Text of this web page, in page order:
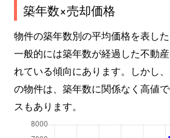
築年数×売却価格
物件の築年数別の平均価格を表した
一般的には築年数が経過した不動
れている傾向にあります。しかし
の物件は、築年数に関係なく高値
スもあります。